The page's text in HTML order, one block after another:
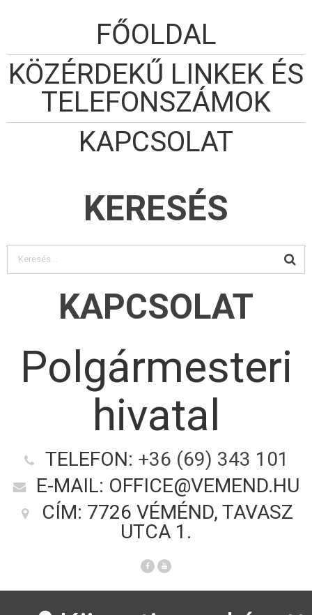
FŐOLDAL
KÖZÉRDEKŰ LINKEK ÉS
TELEFONSZÁMOK
KAPCSOLAT
KERESÉS
KAPCSOLAT
Polgármesteri
hivatal
TELEFON: +36 (69) 343 101
E-MAIL: OFFICE@VEMEND.HU
CÍM: 7726 VÉMÉND, TAVASZ
UTCA 1.